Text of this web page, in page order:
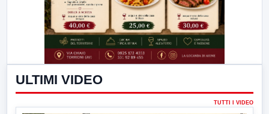
ULTIMI VIDEO
TUTTI I VIDEO